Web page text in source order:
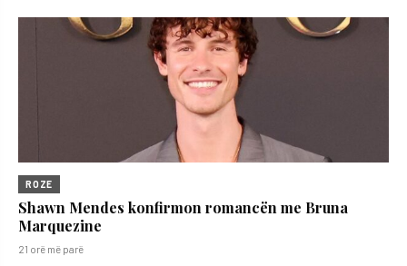
ROZE
Shawn Mendes konfirmon romancën me Bruna
Marquezine
21 orë më parë